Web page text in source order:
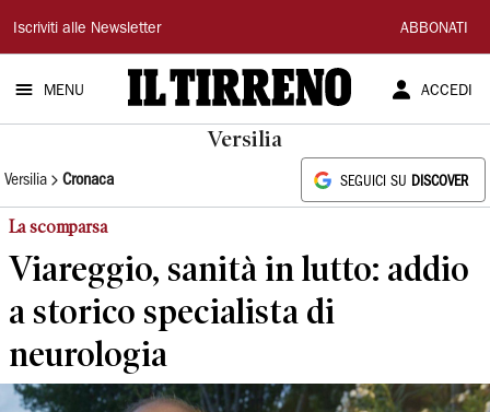
Il
Tirreno
Iscriviti alle Newsletter ABBONATI
MENU ACCEDI
Versilia
Versilia Cronaca SEGUICI SU DISCOVER
La scomparsa
Viareggio, sanità in lutto: addio
a storico specialista di
neurologia